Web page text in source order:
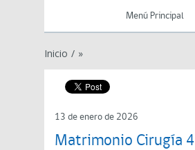
Menú Principal
Inicio / »
13 de enero de 2026
Matrimonio Cirugía 4